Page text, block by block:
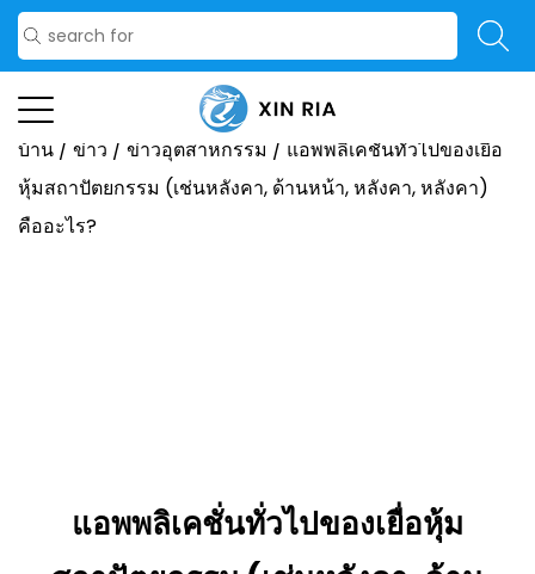
บ้าน / ข่าว / ข่าวอุตสาหกรรม / แอพพลิเคชั่นทั่วไปของเยื่อ
หุ้มสถาปัตยกรรม (เช่นหลังคา, ด้านหน้า, หลังคา, หลังคา)
คืออะไร?
แอพพลิเคชั่นทั่วไปของเยื่อหุ้ม